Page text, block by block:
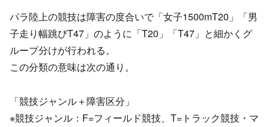
パラ陸上の競技は障害の度合いで「女子1500mT20」「男
子走り幅跳びT47」のように「T20」「T47」と細かくグ
ループ分けが行われる。
この分類の意味は次の通り。
「競技ジャンル＋障害区分」
※競技ジャンル：F=フィールド競技、T=トラック競技・マ